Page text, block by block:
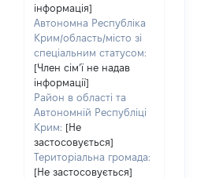
інформація]
Автономна Республіка
Крим/область/місто зі
спеціальним статусом:
[Член сімʼї не надав
інформації]
Район в області та
Автономній Республіці
Крим: [Не
застосовується]
Територіальна громада:
[Не застосовується]